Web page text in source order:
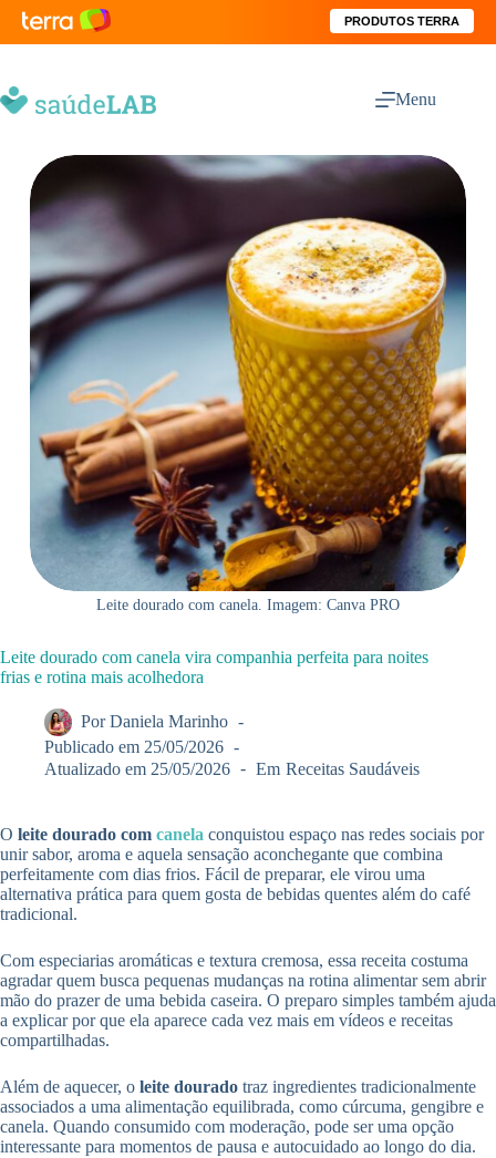
PRODUTOS TERRA
Menu
Leite dourado com canela. Imagem: Canva PRO
Leite dourado com canela vira companhia perfeita para noites
frias e rotina mais acolhedora
Por Daniela Marinho
Publicado em 25/05/2026
Atualizado em 25/05/2026 Em Receitas Saudáveis
O leite dourado com canela conquistou espaço nas redes sociais por
unir sabor, aroma e aquela sensação aconchegante que combina
perfeitamente com dias frios. Fácil de preparar, ele virou uma
alternativa prática para quem gosta de bebidas quentes além do café
tradicional.
Com especiarias aromáticas e textura cremosa, essa receita costuma
agradar quem busca pequenas mudanças na rotina alimentar sem abrir
mão do prazer de uma bebida caseira. O preparo simples também ajuda
a explicar por que ela aparece cada vez mais em vídeos e receitas
compartilhadas.
Além de aquecer, o leite dourado traz ingredientes tradicionalmente
associados a uma alimentação equilibrada, como cúrcuma, gengibre e
canela. Quando consumido com moderação, pode ser uma opção
interessante para momentos de pausa e autocuidado ao longo do dia.